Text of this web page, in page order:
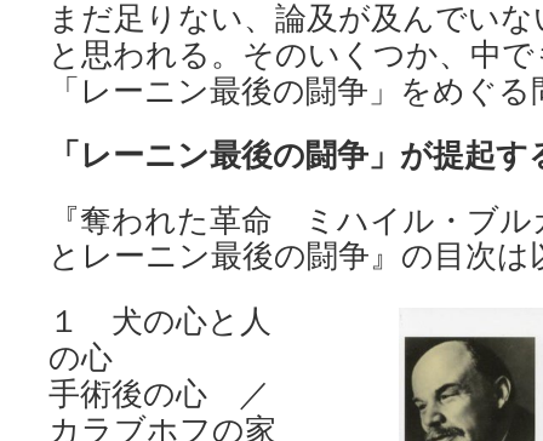
まだ足りない、論及が及んでい
と思われる。そのいくつか、中
「レーニン最後の闘争」をめぐ
「レーニン最後の闘争」が提起す
『奪われた革命 ミハイル・ブル
とレーニン最後の闘争』の目次
１ 犬の心と人
の心
手術後の心 ／
カラブホフの家